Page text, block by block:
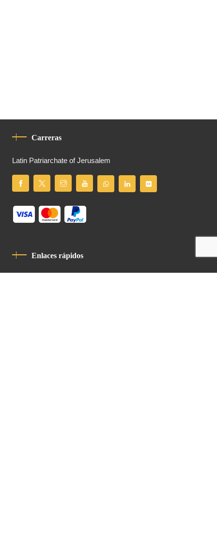
Carreras
Latin Patriarchate of Jerusalem
Enlaces rápidos